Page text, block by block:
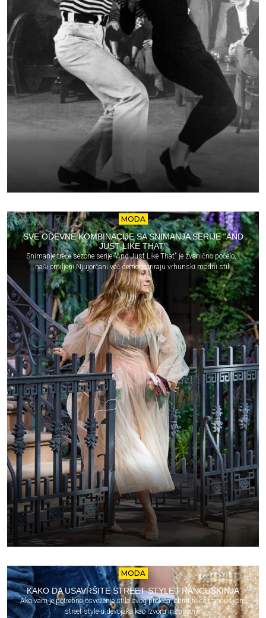
MODA
SVE ODEVNE KOMBINACIJE SA SNIMANJA SERIJE “AND
JUST LIKE THAT”
Snimanje treće sezone serije "And Just Like That" je zvanično počelo, i
naši omiljeni Njujorčani već demonstriraju vrhunski modni stil.
MODA
KAKO DA USAVRŠITE STREET STYLE FRANCUSKINJA
Ako vam je potrebno osveženje stila ovog proleća, obratite se francuskom
street style-u devojaka kao izvoru inspiracije.